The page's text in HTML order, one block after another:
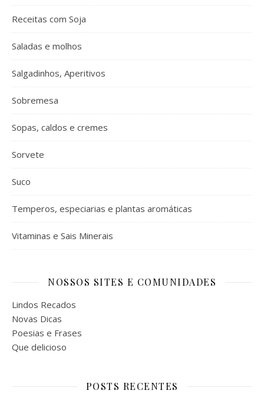
Receitas com Soja
Saladas e molhos
Salgadinhos, Aperitivos
Sobremesa
Sopas, caldos e cremes
Sorvete
Suco
Temperos, especiarias e plantas aromáticas
Vitaminas e Sais Minerais
NOSSOS SITES E COMUNIDADES
Lindos Recados
Novas Dicas
Poesias e Frases
Que delicioso
POSTS RECENTES